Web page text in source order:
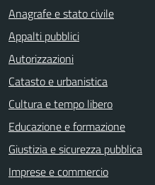
Anagrafe e stato civile
Appalti pubblici
Autorizzazioni
Catasto e urbanistica
Cultura e tempo libero
Educazione e formazione
Giustizia e sicurezza pubblica
Imprese e commercio